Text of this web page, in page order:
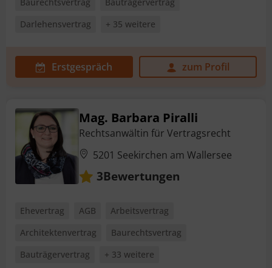
Darlehensvertrag
+ 35 weitere
Erstgespräch zum Profil
Mag. Barbara Piralli
Rechtsanwältin für Vertragsrecht
5201 Seekirchen am Wallersee
3Bewertungen
Ehevertrag AGB
Arbeitsvertrag
Architektenvertrag
Baurechtsvertrag
Bauträgervertrag
+ 33 weitere